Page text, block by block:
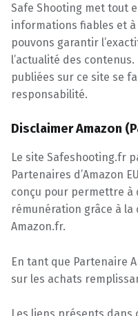
Safe Shooting met tout
informations fiables et
pouvons garantir
l’actualité des
publiées sur ce site se
responsabilité.
Disclaimer Amazon
Le site Safeshooting.fr
Partenaires d’Amazon
conçu pour permettre à
rémunération grâce à
Amazon.fr.
En tant que Partenaire
sur les achats